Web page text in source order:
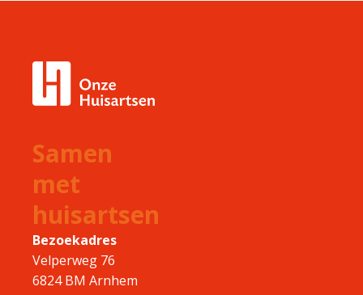
Samen
met
huisartsen
Bezoekadres
Velperweg 76
6824 BM Arnhem